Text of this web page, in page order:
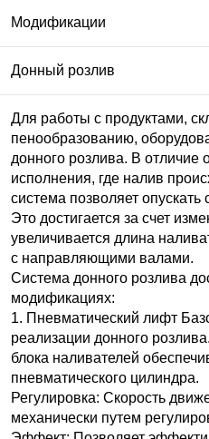
Модификации
Донный розлив
Для работы с продуктами,
пенообразованию,
донного розлива. В отличие
исполнения, где налив
система позволяет
Это достигается за счет
увеличивается длина
с направляющими валами.
Система донного розлива
модификациях:
1. Пневматический лифт
реализации донного
блока наливателей
пневматического цилиндра.
Регулировка: Скорость
механически путем